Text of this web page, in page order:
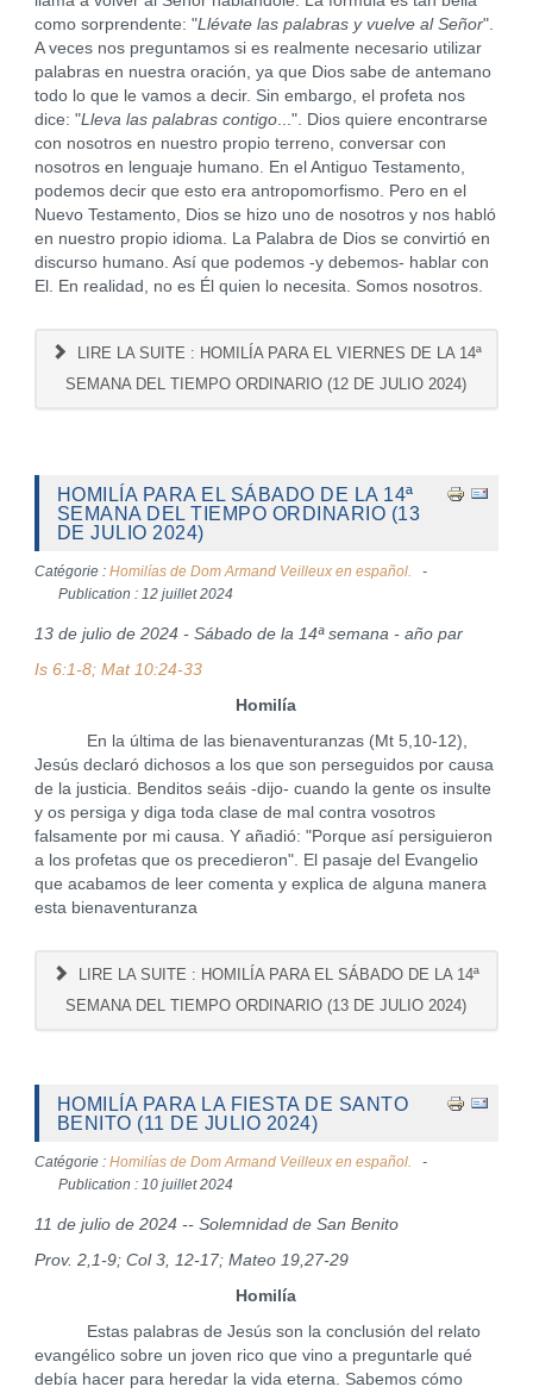
como sorprendente: "Llévate las palabras y vuelve al Señor".
A veces nos preguntamos si es realmente necesario utilizar
palabras en nuestra oración, ya que Dios sabe de antemano
todo lo que le vamos a decir. Sin embargo, el profeta nos
dice: "Lleva las palabras contigo...". Dios quiere encontrarse
con nosotros en nuestro propio terreno, conversar con
nosotros en lenguaje humano. En el Antiguo Testamento,
podemos decir que esto era antropomorfismo. Pero en el
Nuevo Testamento, Dios se hizo uno de nosotros y nos habló
en nuestro propio idioma. La Palabra de Dios se convirtió en
discurso humano. Así que podemos -y debemos- hablar con
El. En realidad, no es Él quien lo necesita. Somos nosotros.
LIRE LA SUITE : HOMILÍA PARA EL VIERNES DE LA 14ª
SEMANA DEL TIEMPO ORDINARIO (12 DE JULIO 2024)
HOMILÍA PARA EL SÁBADO DE LA 14ª
SEMANA DEL TIEMPO ORDINARIO (13
DE JULIO 2024)
Catégorie : Homilías de Dom Armand Veilleux en español.
Publication : 12 juillet 2024
13 de julio de 2024 - Sábado de la 14ª semana - año par
Is 6:1-8; Mat 10:24-33
Homilía
En la última de las bienaventuranzas (Mt 5,10-12),
Jesús declaró dichosos a los que son perseguidos por causa
de la justicia. Benditos seáis -dijo- cuando la gente os insulte
y os persiga y diga toda clase de mal contra vosotros
falsamente por mi causa. Y añadió: "Porque así persiguieron
a los profetas que os precedieron". El pasaje del Evangelio
que acabamos de leer comenta y explica de alguna manera
esta bienaventuranza
LIRE LA SUITE : HOMILÍA PARA EL SÁBADO DE LA 14ª
SEMANA DEL TIEMPO ORDINARIO (13 DE JULIO 2024)
HOMILÍA PARA LA FIESTA DE SANTO
BENITO (11 DE JULIO 2024)
Catégorie : Homilías de Dom Armand Veilleux en español.
Publication : 10 juillet 2024
11 de julio de 2024 -- Solemnidad de San Benito
Prov. 2,1-9; Col 3, 12-17; Mateo 19,27-29
Homilía
Estas palabras de Jesús son la conclusión del relato
evangélico sobre un joven rico que vino a preguntarle qué
debía hacer para heredar la vida eterna. Sabemos cómo